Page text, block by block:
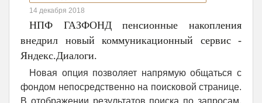
14 декабря 2018
НПФ ГАЗФОНД пенсионные накопления
внедрил новый коммуникационный сервис -
Яндекс.Диалоги.
Новая опция позволяет напрямую общаться с
фондом непосредственно на поисковой странице.
В отображении результатов поиска по запросам,